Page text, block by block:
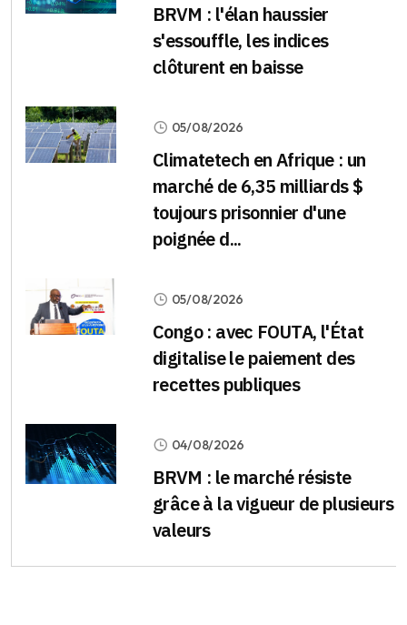
BRVM : l'élan haussier
s'essouffle, les indices
clôturent en baisse
05/08/2026
Climatetech en Afrique : un
marché de 6,35 milliards $
toujours prisonnier d'une
poignée d...
05/08/2026
Congo : avec FOUTA, l'État
digitalise le paiement des
recettes publiques
04/08/2026
BRVM : le marché résiste
grâce à la vigueur de plusieurs
valeurs